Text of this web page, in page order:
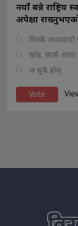
नयाँ बन्ने राष्ट्रिय
अपेक्षा
निक्कै आशावादी
खोइ, खासै आशा
ज सुकै होस्